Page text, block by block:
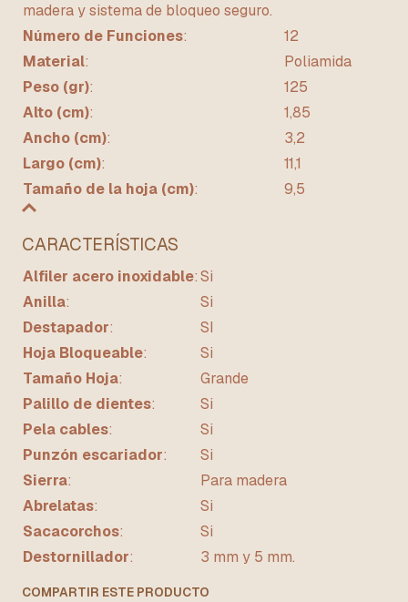
madera y sistema de bloqueo seguro.
Número de Funciones:
12
Material:
Poliamida
Peso (gr):
125
Alto (cm):
1,85
Ancho (cm):
3,2
Largo (cm):
11,1
Tamaño de la hoja (cm): 9,5
CARACTERÍSTICAS
Alfiler acero inoxidable:Si
Anilla:
Si
Destapador:
SI
Hoja Bloqueable:
Si
Tamaño Hoja:
Grande
Palillo de dientes:
Si
Pela cables:
Si
Punzón escariador:
Si
Sierra:
Para madera
Abrelatas:
Si
Sacacorchos:
Si
Destornillador: 3 mm y 5 mm.
COMPARTIR ESTE PRODUCTO